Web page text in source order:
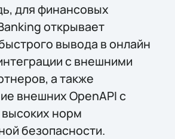
для финансовых
открывает
вывода в онлайн
с внешними
а также
внешних OpenAPI с
норм
безопасности.